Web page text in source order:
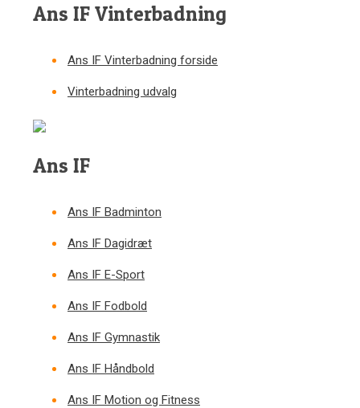
Ans IF Vinterbadning
Ans IF Vinterbadning forside
Vinterbadning udvalg
Ans IF
Ans IF Badminton
Ans IF Dagidræt
Ans IF E-Sport
Ans IF Fodbold
Ans IF Gymnastik
Ans IF Håndbold
Ans IF Motion og Fitness